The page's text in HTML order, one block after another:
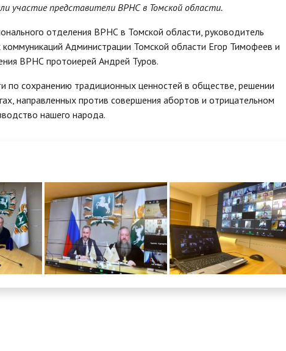
участие представители ВРНС в Томской области.
отделения ВРНС в Томской области, руководитель
Администрации Томской области Егор Тимофеев и
ВРНС протоиерей Андрей Туров.
по сохранению традиционных ценностей в обществе, решении
направленных против совершения абортов и отрицательном
нашего народа.